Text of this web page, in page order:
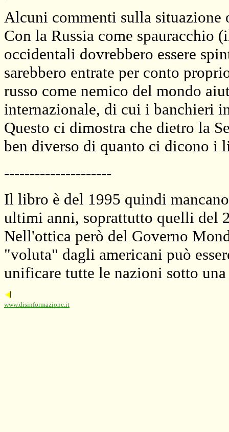
Alcuni commenti sulla situazione
Con la Russia come spauracchio
occidentali dovrebbero essere
sarebbero entrate per conto
russo come nemico del mondo
internazionale, di cui i banchieri
Questo ci dimostra che dietro la
ben diverso di quanto ci dicono i
---------------------
Il libro è del 1995 quindi
ultimi anni, soprattutto quelli del
Nell'ottica però del Governo
"voluta" dagli americani può
unificare tutte le nazioni sotto
www.disinformazione.it